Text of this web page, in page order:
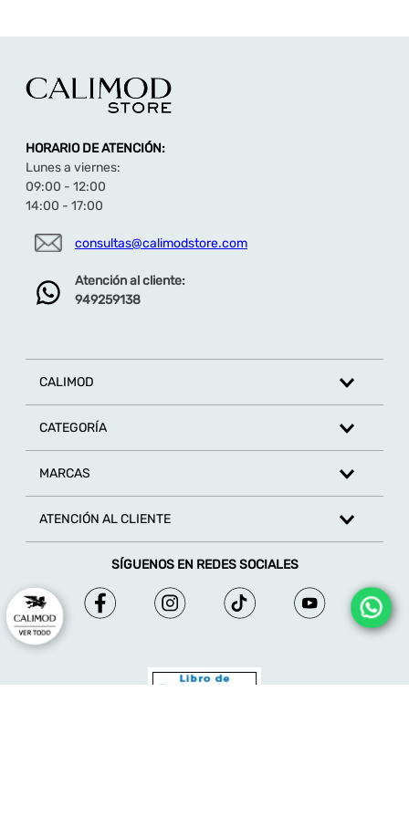
HORARIO DE ATENCIÓN:
Lunes a viernes:
09:00 - 12:00
14:00 - 17:00
consultas@calimodstore.com
Atención al cliente:
949259138
CALIMOD
CATEGORÍA
MARCAS
ATENCIÓN AL CLIENTE
SÍGUENOS EN REDES SOCIALES